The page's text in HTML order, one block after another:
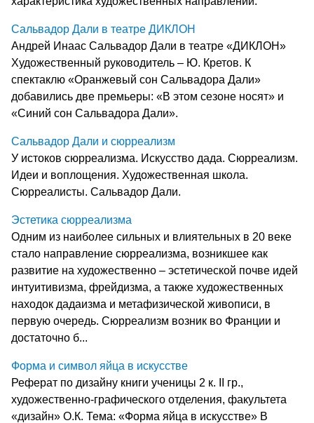
Сальвадор Дали в театре ДИКЛОН
Андрей Инаас Сальвадор Дали в театре «ДИКЛОН»
Художественный руководитель – Ю. Кретов. К
спектаклю «Оранжевый сон Сальвадора Дали»
добавились две премьеры: «В этом сезоне носят» и
«Синий сон Сальвадора Дали».
Сальвадор Дали и сюрреализм
У истоков сюрреализма. Искусство дада. Сюрреализм.
Идеи и воплощения. Художественная школа.
Сюрреалисты. Сальвадор Дали.
Эстетика сюрреализма
Одним из наиболее сильных и влиятельных в 20 веке
стало направление сюрреализма, возникшее как
развитие на художественно – эстетической почве идей
интуитивизма, фрейдизма, а также художественных
находок дадаизма и метафизической живописи, в
первую очередь. Сюрреализм возник во Франции и
достаточно б...
Форма и символ яйца в искусстве
Реферат по дизайну книги ученицы 2 к. II гр.,
художественно-графического отделения, факультета
«дизайн» О.К. Тема: «Форма яйца в искусстве» В